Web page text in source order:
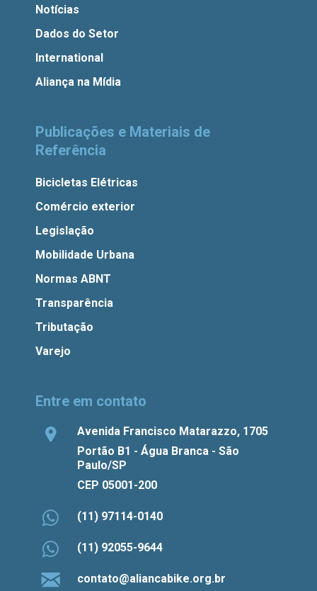
Notícias
Dados do Setor
International
Aliança na Mídia
Publicações e Materiais de
Referência
Bicicletas Elétricas
Comércio exterior
Legislação
Mobilidade Urbana
Normas ABNT
Transparência
Tributação
Varejo
Entre em contato
Avenida Francisco Matarazzo, 1705
Portão B1 - Água Branca - São
Paulo/SP
CEP 05001-200
(11) 97114-0140
(11) 92055-9644
contato@aliancabike.org.br